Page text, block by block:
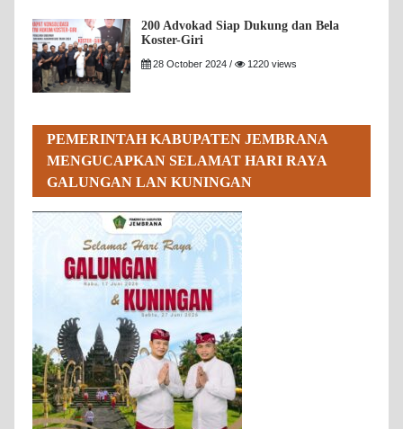
200 Advokad Siap Dukung dan Bela
Koster-Giri
28 October 2024 / 1220 views
PEMERINTAH KABUPATEN JEMBRANA
MENGUCAPKAN SELAMAT HARI RAYA
GALUNGAN LAN KUNINGAN